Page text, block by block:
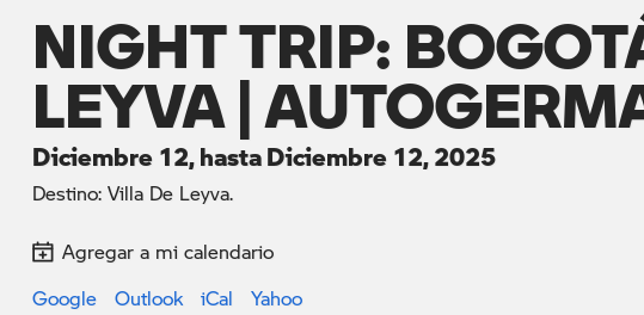
NIGHT TRIP:
LEYVA |
Diciembre 12, hasta Diciembre 12, 2025
Destino: Villa De Leyva.
Agregar a mi calendario
Google
Outlook iCal Yahoo